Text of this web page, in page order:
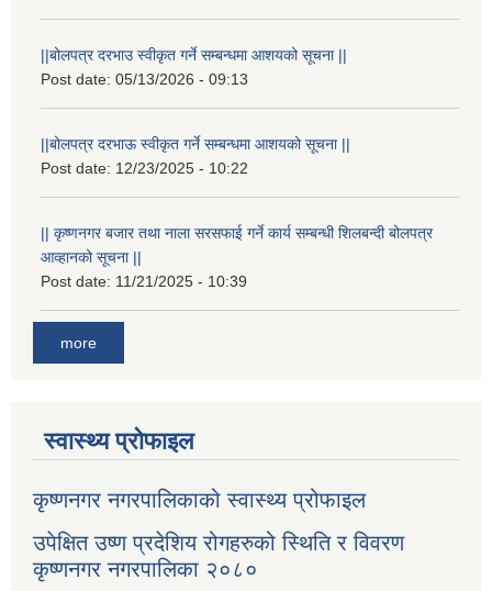
||बोलपत्र दरभाउ स्वीकृत गर्ने सम्बन्धमा आशयको सूचना ||
Post date: 05/13/2026 - 09:13
||बोलपत्र दरभाऊ स्वीकृत गर्ने सम्बन्धमा आशयको सूचना ||
Post date: 12/23/2025 - 10:22
|| कृष्णनगर बजार तथा नाला सरसफाई गर्ने कार्य सम्बन्धी शिलबन्दी बोलपत्र
आव्हानको सूचना ||
Post date: 11/21/2025 - 10:39
more
स्वास्थ्य प्रोफाइल
कृष्णनगर नगरपालिकाको स्वास्थ्य प्रोफाइल
उपेक्षित उष्ण प्रदेशिय रोगहरुको स्थिति र विवरण
कृष्णनगर नगरपालिका २०८०